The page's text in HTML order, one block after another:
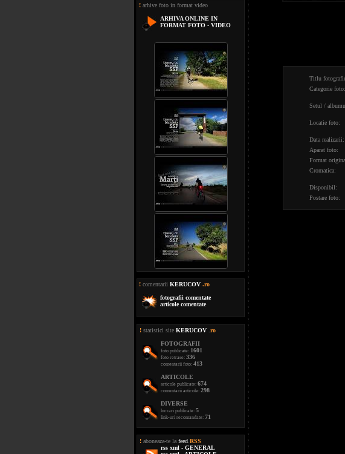
! arhive foto in format video
ARHIVA ONLINE IN
FORMAT FOTO - VIDEO
! comentarii KERUCOV .ro
fotografii comentate
articole comentate
! statistici site KERUCOV ro
FOTOGRAFII
foto publicate: 1601
foto retrase: 336
comentarii foto: 413
ARTICOLE
articole publicate: 674
comentarii articole: 298
DIVERSE
lucrari publicate: 5
link-uri recomandate: 71
! aboneaza-te la feed RSS
rss xml - GENERAL
Titlu
Categorie foto:
Setul /
Locatie foto:
Data realizarii:
Aparat foto:
Format
Cromatica:
Disponibil:
Postare foto: